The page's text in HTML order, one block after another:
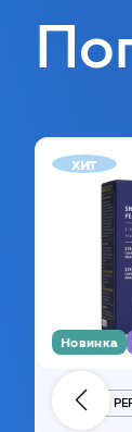
хит
Новинка
HYDRO